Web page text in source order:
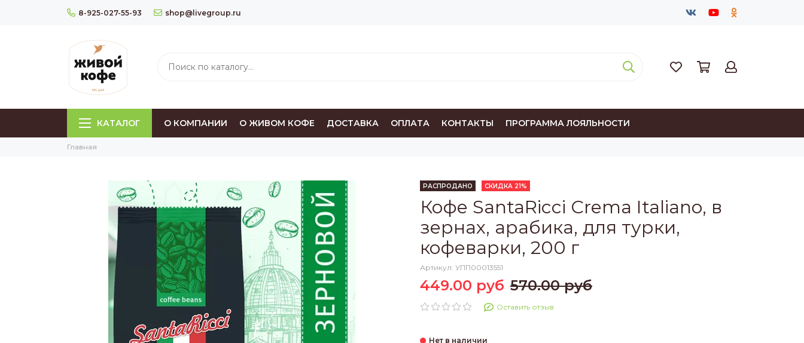
8-925-027-55-93 shop@livegroup.ru
КАТАЛОГ О КОМПАНИИ О ЖИВОМ КОФЕ ДОСТАВКА ОПЛАТА КОНТАКТЫ ПРОГРАММА ЛОЯЛЬНОСТИ
Главная
РАСПРОДАНО СКИДКА 21%
Кофе SantaRicci Crema Italiano, в
зернах, арабика, для турки,
кофеварки, 200 г
Артикул: УПП00013551
449.00 руб 570.00 руб
Оставить отзыв